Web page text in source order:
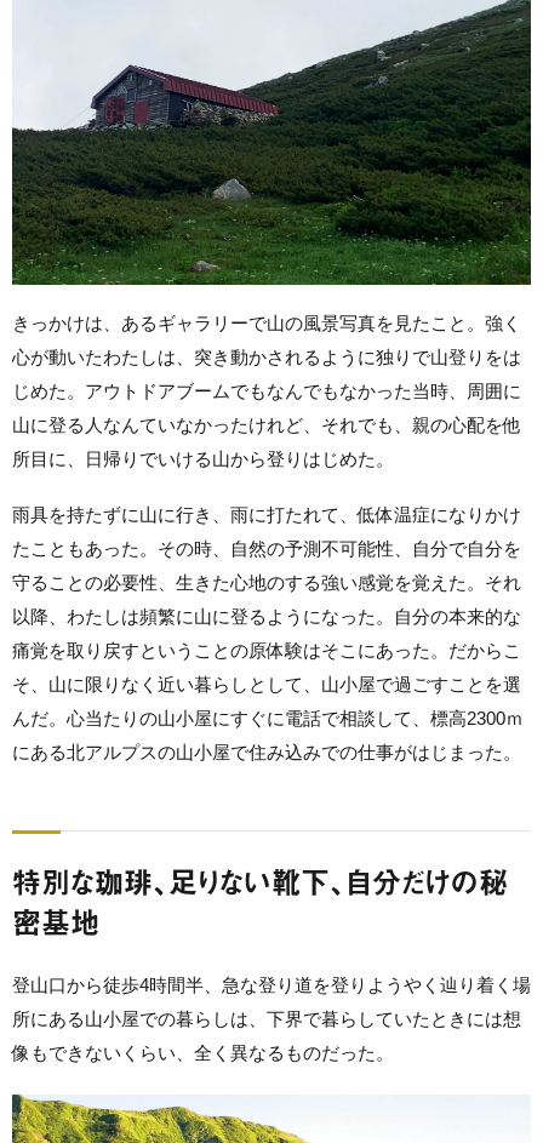
きっかけは、あるギャラリーで山の風景写真を見たこと。強く
心が動いたわたしは、突き動かされるように独りで山登りをは
じめた。アウトドアブームでもなんでもなかった当時、周囲に
山に登る人なんていなかったけれど、それでも、親の心配を他
所目に、日帰りでいける山から登りはじめた。
雨具を持たずに山に行き、雨に打たれて、低体温症になりかけ
たこともあった。その時、自然の予測不可能性、自分で自分を
守ることの必要性、生きた心地のする強い感覚を覚えた。それ
以降、わたしは頻繁に山に登るようになった。自分の本来的な
痛覚を取り戻すということの原体験はそこにあった。だからこ
そ、山に限りなく近い暮らしとして、山小屋で過ごすことを選
んだ。心当たりの山小屋にすぐに電話で相談して、標高2300ｍ
にある北アルプスの山小屋で住み込みでの仕事がはじまった。
特別な珈琲、足りない靴下、自分だけの秘
密基地
登山口から徒歩4時間半、急な登り道を登りようやく辿り着く場
所にある山小屋での暮らしは、下界で暮らしていたときには想
像もできないくらい、全く異なるものだった。